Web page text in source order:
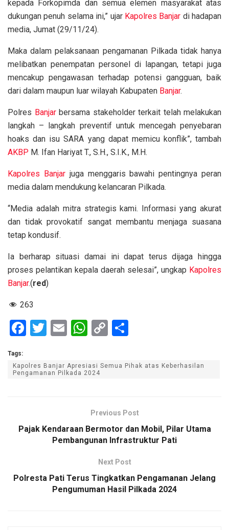
kepada Forkopimda dan semua elemen masyarakat atas
dukungan penuh selama ini,” ujar Kapolres Banjar di hadapan
media, Jumat (29/11/24).
Maka dalam pelaksanaan pengamanan Pilkada tidak hanya
melibatkan penempatan personel di lapangan, tetapi juga
mencakup pengawasan terhadap potensi gangguan, baik
dari dalam maupun luar wilayah Kabupaten Banjar.
Polres Banjarbersama stakeholder terkait telah melakukan
langkah – langkah preventif untuk mencegah penyebaran
hoaks dan isu SARA yang dapat memicu konflik”, tambah
AKBP M. Ifan Hariyat T., S.H., S.I.K., M.H.
Kapolres Banjarjuga menggaris bawahi pentingnya peran
media dalam mendukung kelancaran Pilkada.
“Media adalah mitra strategis kami. Informasi yang akurat
dan tidak provokatif sangat membantu menjaga suasana
tetap kondusif.
Ia berharap situasi damai ini dapat terus dijaga hingga
proses pelantikan kepala daerah selesai”, ungkap Kapolres
Banjar.(red)
263
F
ce
b
k
T
tt
er
E
ail
W
at
s
p
p
C
py
k
ar
Tags:
Kapolres Banjar Apresiasi Semua Pihak atas Keberhasilan
Pengamanan Pilkada 2024
Previous Post
Pajak Kendaraan Bermotor dan Mobil, Pilar Utama
Pembangunan Infrastruktur Pati
Next Post
Polresta Pati Terus Tingkatkan Pengamanan Jelang
Pengumuman Hasil Pilkada 2024